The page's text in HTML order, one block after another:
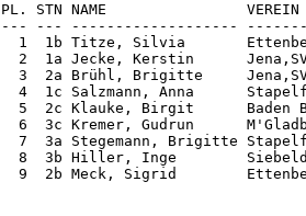
PL. STN NAME
--- --- -------------------
1  1b Titze, Silvia
2  1a Jecke, Kerstin
3  2a Brühl, Brigitte
4  1c Salzmann, Anna
5  2c Klauke, Birgit      Baden
6  3c Kremer, Gudrun
7  3a Stegemann, Brigitte
8  3b Hiller, Inge
9  2b Meck, Sigrid